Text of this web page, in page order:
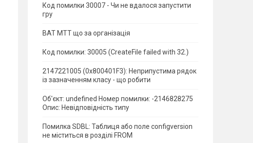
Код помилки 30007 - Чи не вдалося запустити
гру
ВАТ МТТ що за організація
Код помилки: 30005 (CreateFile failed with 32.)
2147221005 (0x800401F3): Неприпустима рядок
із зазначенням класу - що робити
Об'єкт: undefined Номер помилки: -2146828275
Опис: Невідповідність типу
Помилка SDBL: Таблиця або поле configversion
не міститься в розділі FROM